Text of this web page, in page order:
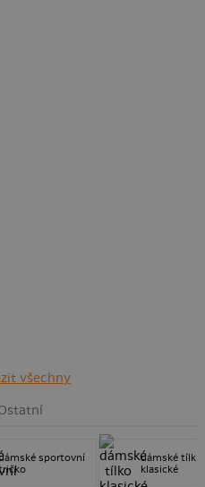
všechny
sportovní
dámské tílko
klasické